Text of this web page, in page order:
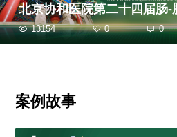
13154 0 0
案例故事